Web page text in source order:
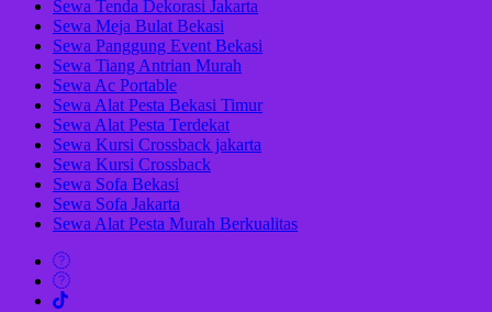
Sewa Tenda Dekorasi Jakarta
Sewa Meja Bulat Bekasi
Sewa Panggung Event Bekasi
Sewa Tiang Antrian Murah
Sewa Ac Portable
Sewa Alat Pesta Bekasi Timur
Sewa Alat Pesta Terdekat
Sewa Kursi Crossback jakarta
Sewa Kursi Crossback
Sewa Sofa Bekasi
Sewa Sofa Jakarta
Sewa Alat Pesta Murah Berkualitas